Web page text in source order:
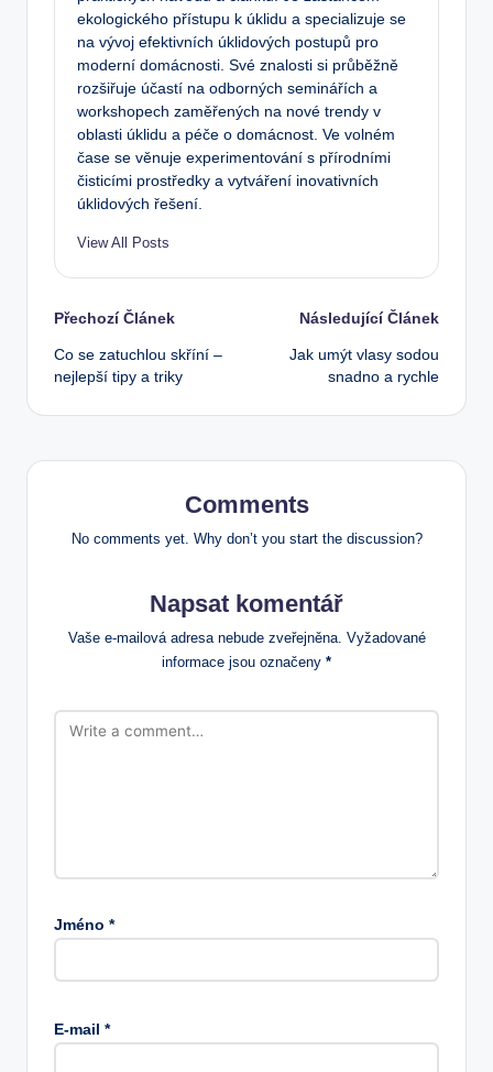
ekologického přístupu k úklidu a specializuje se
na vývoj efektivních úklidových postupů pro
moderní domácnosti. Své znalosti si průběžně
rozšiřuje účastí na odborných seminářích a
workshopech zaměřených na nové trendy v
oblasti úklidu a péče o domácnost. Ve volném
čase se věnuje experimentování s přírodními
čisticími prostředky a vytváření inovativních
úklidových řešení.
View All Posts
Post
navigation
Přechozí Článek
Co se zatuchlou skříní –
nejlepší tipy a triky
Následující Článek
Jak umýt vlasy sodou
snadno a rychle
Comments
No comments yet. Why don’t you start the discussion?
Napsat komentář
Vaše e-mailová adresa nebude zveřejněna. Vyžadované
informace jsou označeny *
Jméno *
E-mail *